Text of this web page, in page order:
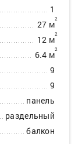
1
27 м2
12 м2
6.4 м2
9
9
панель
раздельный
балкон